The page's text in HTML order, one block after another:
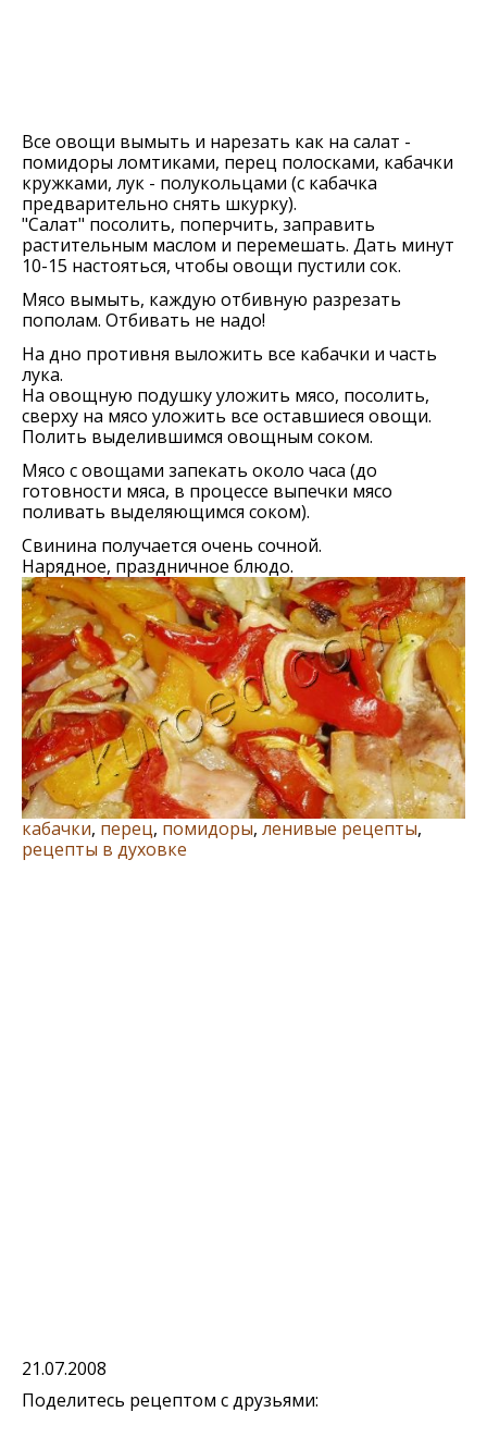
Все овощи вымыть и нарезать как на салат -
помидоры ломтиками, перец полосками, кабачки
кружками, лук - полукольцами (с кабачка
предварительно снять шкурку).
"Салат" посолить, поперчить, заправить
растительным маслом и перемешать. Дать минут
10-15 настояться, чтобы овощи пустили сок.
Мясо вымыть, каждую отбивную разрезать
пополам. Отбивать не надо!
На дно противня выложить все кабачки и часть
лука.
На овощную подушку уложить мясо, посолить,
сверху на мясо уложить все оставшиеся овощи.
Полить выделившимся овощным соком.
Мясо с овощами запекать около часа (до
готовности мяса, в процессе выпечки мясо
поливать выделяющимся соком).
Свинина получается очень сочной.
Нарядное, праздничное блюдо.
кабачки, перец, помидоры, ленивые рецепты,
рецепты в духовке
21.07.2008
Поделитесь рецептом с друзьями: